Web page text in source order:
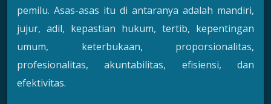
pemilu. Asas-asas itu di antaranya adalah mandiri,
jujur, adil, kepastian hukum, tertib, kepentingan
umum, keterbukaan, proporsionalitas,
profesionalitas, akuntabilitas, efisiensi, dan
efektivitas.